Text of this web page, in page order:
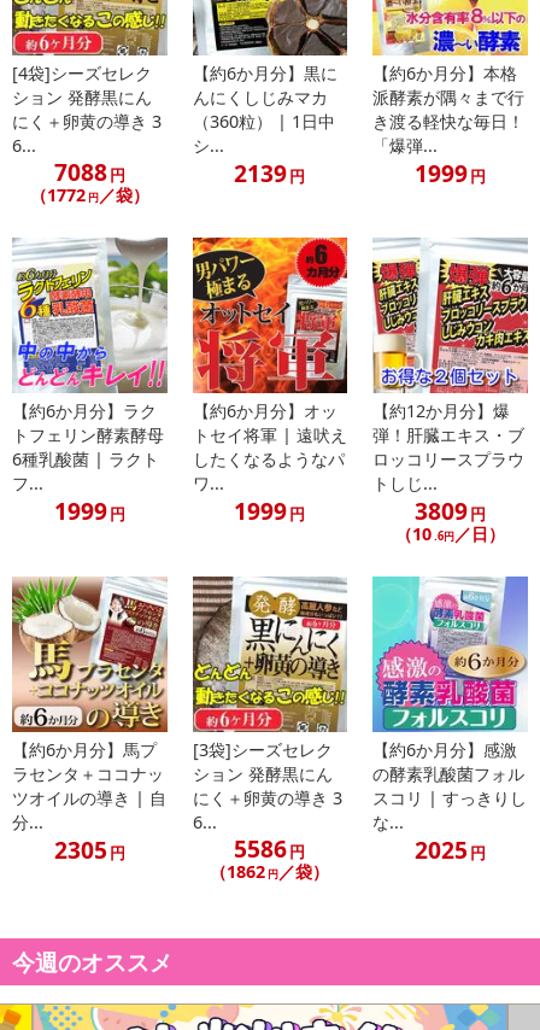
転売等、目的以外での利用が確認された場合は、サービス利用を停
止させていただきます。
【配送伝票番号について】
※こちらの商品については商品の発送完了後、
配送伝票番号がマイページに表示されない場合もございます。予
めご了承ください。
発送日カレンダー
休業日
■その他共通および商品カテゴリー別注意事項（※必ずご確認くだ
さい）
こちらの情報は2026-07-17 13:33:33.0での情報となります。
[4袋]シーズセレク
ション 発酵黒にん
にく＋卵黄の導き 3
6...
7088円
（1772 円／袋）
【約6か月分】黒に
んにくしじみマカ
（360粒） | 1日中
シ...
2139円
【約6か月分】本格
派酵素が隅々まで行
き渡る軽快な毎日！
「爆弾...
1999円
【約6か月分】ラク
トフェリン酵素酵母
6種乳酸菌 | ラクト
フ...
1999円
【約6か月分】オッ
トセイ将軍 | 遠吠え
したくなるようなパ
ワ...
1999円
【約12か月分】爆
弾！肝臓エキス・ブ
ロッコリースプラウ
トしじ...
3809円
（10.6円／日）
【約6か月分】馬プ
ラセンタ＋ココナッ
ツオイルの導き | 自
分...
2305 円
[3袋]シーズセレク
ション 発酵黒にん
にく＋卵黄の導き 3
6...
5586円
（1862 円 ／袋）
【約6か月分】感激
の酵素乳酸菌フォル
スコリ | すっきりし
な...
2025 円
今週のオススメ